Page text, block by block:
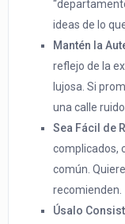
ideas de lo
Mantén la
reflejo de la
lujosa. Si
una calle
Sea Fácil de
complicados,
común.
recomienden.
Úsalo